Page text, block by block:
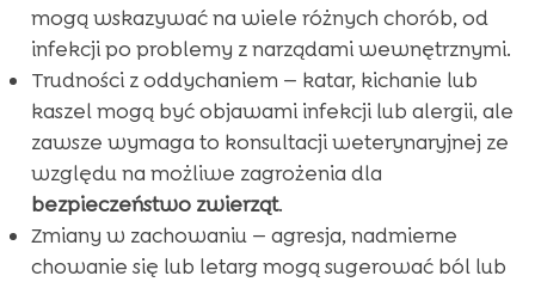
mogą wskazywać na wiele różnych chorób, od
infekcji po problemy z narządami wewnętrznymi.
Trudności z oddychaniem — katar, kichanie lub
kaszel mogą być objawami infekcji lub alergii, ale
zawsze wymaga to konsultacji weterynaryjnej ze
względu na możliwe zagrożenia dla
bezpieczeństwo zwierząt.
Zmiany w zachowaniu — agresja, nadmierne
chowanie się lub letarg mogą sugerować ból lub